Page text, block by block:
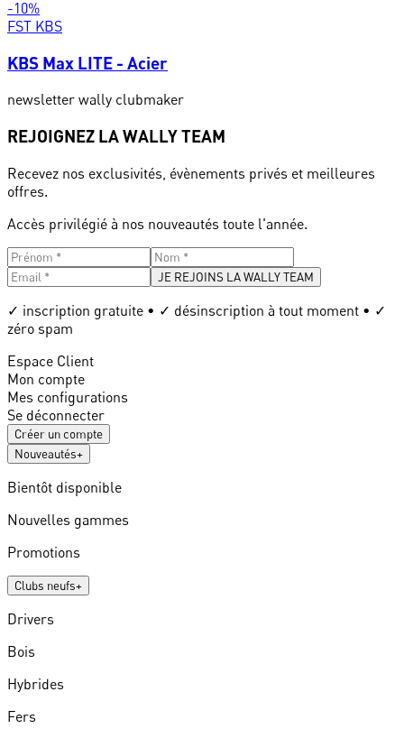
-10%
FST KBS
KBS Max LITE - Acier
newsletter wally clubmaker
REJOIGNEZ LA WALLY TEAM
Recevez nos exclusivités, évènements privés et meilleures
offres.
Accès privilégié à nos nouveautés toute l'année.
JE REJOINS LA WALLY TEAM
✓ inscription gratuite • ✓ désinscription à tout moment • ✓
zéro spam
Espace Client
Mon compte
Mes configurations
Se déconnecter
Créer un compte
Nouveautés+
Bientôt disponible
Nouvelles gammes
Promotions
Clubs neufs+
Drivers
Bois
Hybrides
Fers